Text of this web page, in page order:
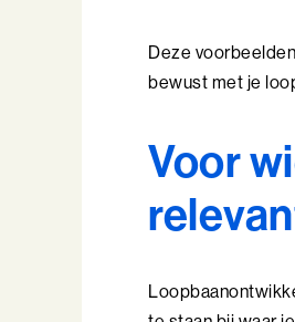
Deze
bewust met je
Voor